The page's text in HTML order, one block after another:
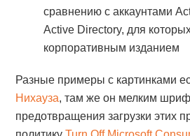
сравнению с аккаунтами
Active Directory, для
корпоративным изданием
Разные примеры с картинками
Нихауза, там же он мелким
предотвращения загрузки этих